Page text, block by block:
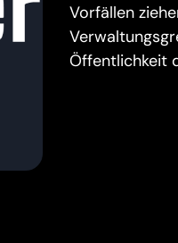
Vorfällen
Öffentlichkeit